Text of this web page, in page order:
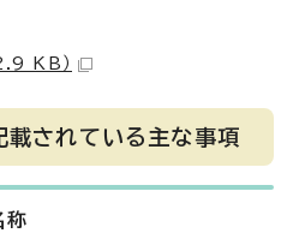
KB）
載されている主な事項
称